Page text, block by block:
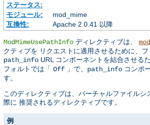
ステータス:
モジュール:
mod_mime
互換性:
Apache 2.0.41 以降
ModMimeUsePathInfo ディレクティブは、
クティブを リクエストに適用させるために、フ
path_info URL コンポーネントを結合させる
フォルトでは「 Off 」で、 path_info コンポ
す。
このディレクティブは、バーチャルファイルシ
際に 推奨されるディレクティブです。
例